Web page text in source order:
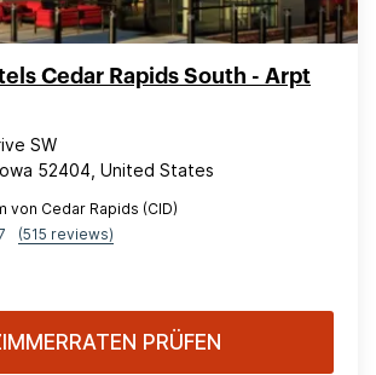
Cedar Rapids South - Arpt
SW
52404, United States
von Cedar Rapids (CID)
(515 reviews)
PRÜFEN